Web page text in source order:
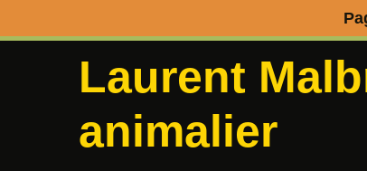
Laurent
animalier